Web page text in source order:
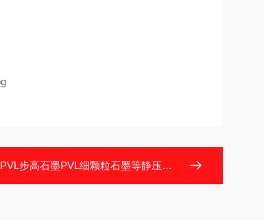
PVL步高石墨PVL细颗粒石墨等静压石墨